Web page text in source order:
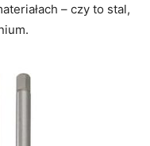
– czy to stal,